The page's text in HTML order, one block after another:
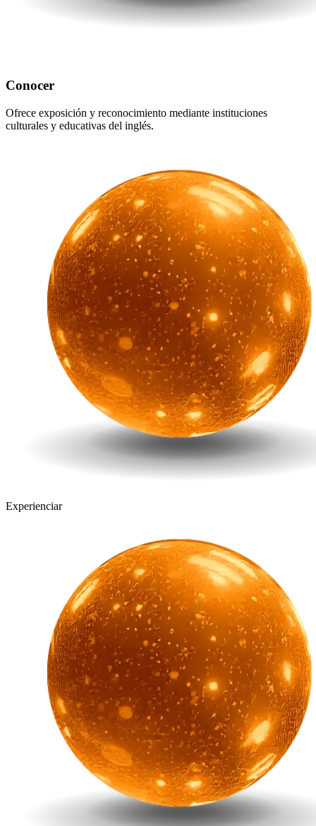
Conocer
Ofrece exposición y reconocimiento mediante instituciones
culturales y educativas del inglés.
Experienciar